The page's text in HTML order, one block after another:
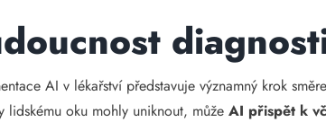
AI v lékařství představuje významný krok
lidskému oku mohly uniknout, můžeAI přispět k